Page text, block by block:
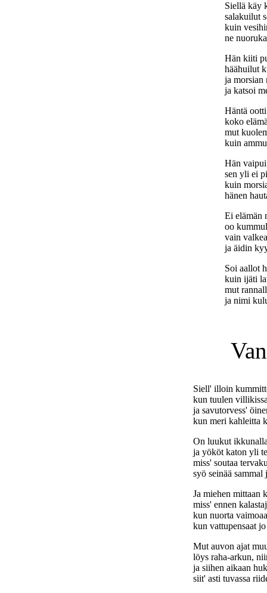
Siellä käy
salakuilut
kuin
ne
Hän kiiti
häähuilut
ja morsian
ja katsoi
Häntä
koko
mut
kuin
Hän vaipui
sen yli ei
kuin
hänen
Ei elämän
oo
vain
ja äidin
Soi aallot
kuin ijäti
mut
ja nimi
Siell' illoin
kun tuulen
ja savutorvess'
kun meri kahleitta
On luukut
ja yököt katon yli
miss' soutaa
syö seinää sammal
Ja miehen mittaan
miss' ennen
kun nuorta
kun vattupensaat
Mut auvon ajat
löys raha-arkun,
ja siihen aikaan
siit' asti tuvassa